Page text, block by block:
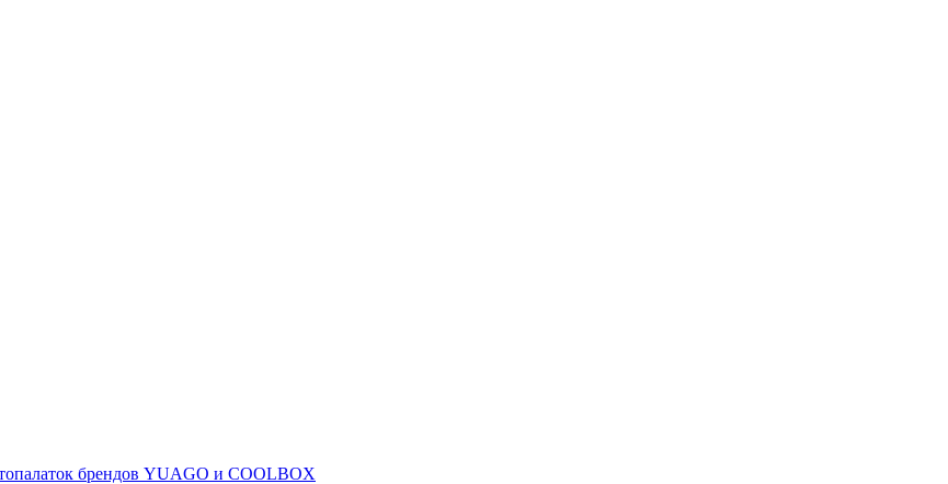
брендов YUAGO и COOLBOX